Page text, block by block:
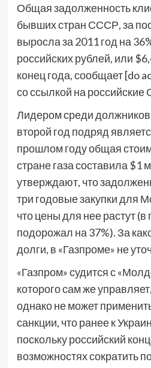
Общая задолженность
бывших стран СССР, за
выросла за 2011 год на
российских рублей, или
конец года, сообщает [do
со ссылкой на
Лидером среди должников
второй год подряд
прошлом году общая
стране газа составила $1
утверждают, что
три годовые закупки для
что цены для нее растут
подорожал на 37%). За
долги, в «Газпроме» не
«Газпром» судится с
которого сам же
однако не может
санкции, что ранее к
поскольку российский
возможностях сократить